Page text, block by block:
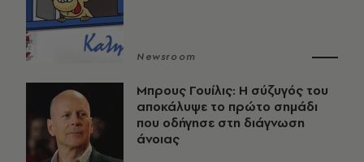
Newsroom
Μπρους Γουίλις: Η σύζυγός του
αποκάλυψε το πρώτο σημάδι
που οδήγησε στη διάγνωση
άνοιας